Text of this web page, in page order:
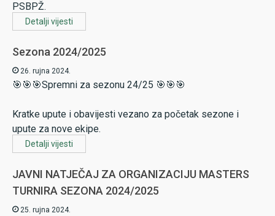
PSBPŽ.
Detalji vijesti
Sezona 2024/2025
26. rujna 2024.
🎯🎯🎯Spremni za sezonu 24/25 🎯🎯🎯
Kratke upute i obavijesti vezano za početak sezone i
upute za nove ekipe.
Detalji vijesti
JAVNI NATJEČAJ ZA ORGANIZACIJU MASTERS
TURNIRA SEZONA 2024/2025
25. rujna 2024.